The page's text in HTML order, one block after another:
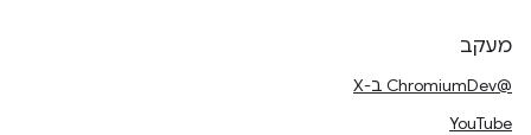
מעקב
@ChromiumDev ב-X
YouTube